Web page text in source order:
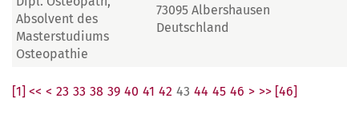
Absolvent des
Masterstudiums
Osteopathie
73095 Albershausen
Deutschland
[1] << < 23 33 38 39 40 41 42 43 44 45 46 > >> [46]